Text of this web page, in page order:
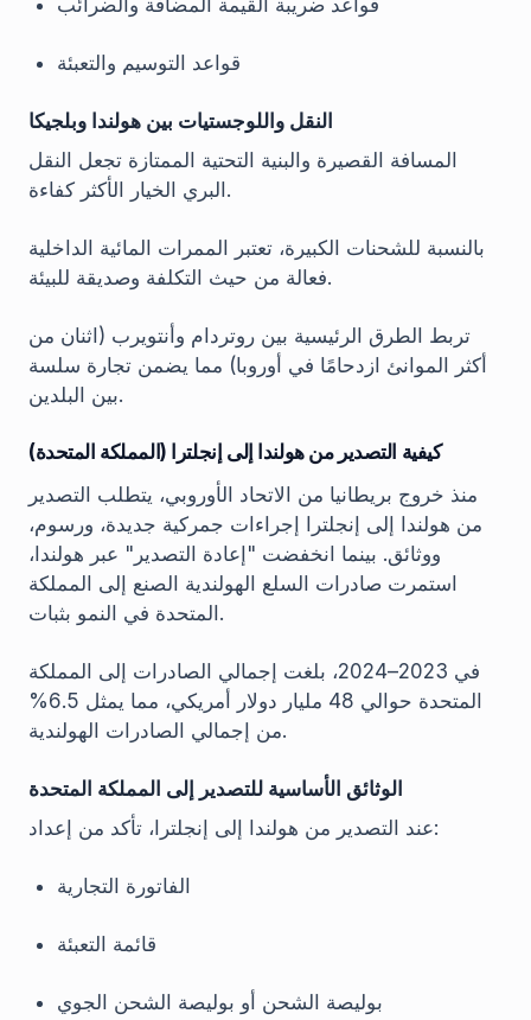
قواعد ضريبة القيمة المضافة والضرائب
قواعد التوسيم والتعبئة
النقل واللوجستيات بين هولندا وبلجيكا
المسافة القصيرة والبنية التحتية الممتازة تجعل النقل
البري الخيار الأكثر كفاءة.
بالنسبة للشحنات الكبيرة، تعتبر الممرات المائية الداخلية
فعالة من حيث التكلفة وصديقة للبيئة.
تربط الطرق الرئيسية بين روتردام وأنتويرب (اثنان من
أكثر الموانئ ازدحامًا في أوروبا) مما يضمن تجارة سلسة
بين البلدين.
كيفية التصدير من هولندا إلى إنجلترا (المملكة المتحدة)
منذ خروج بريطانيا من الاتحاد الأوروبي، يتطلب التصدير
من هولندا إلى إنجلترا إجراءات جمركية جديدة، ورسوم،
ووثائق. بينما انخفضت "إعادة التصدير" عبر هولندا،
استمرت صادرات السلع الهولندية الصنع إلى المملكة
المتحدة في النمو بثبات.
في 2023–2024، بلغت إجمالي الصادرات إلى المملكة
المتحدة حوالي 48 مليار دولار أمريكي، مما يمثل 6.5%
من إجمالي الصادرات الهولندية.
الوثائق الأساسية للتصدير إلى المملكة المتحدة
عند التصدير من هولندا إلى إنجلترا، تأكد من إعداد:
الفاتورة التجارية
قائمة التعبئة
بوليصة الشحن أو بوليصة الشحن الجوي